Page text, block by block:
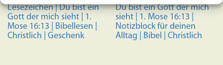
Lesezeichen | Du bist ein
Gott der mich sieht | 1.
Mose 16:13 | Bibellesen |
Christlich | Geschenk
Du bist ein Gott der mich
sieht | 1. Mose 16:13 |
Notizblock für deinen
Alltag | Bibel | Christlich